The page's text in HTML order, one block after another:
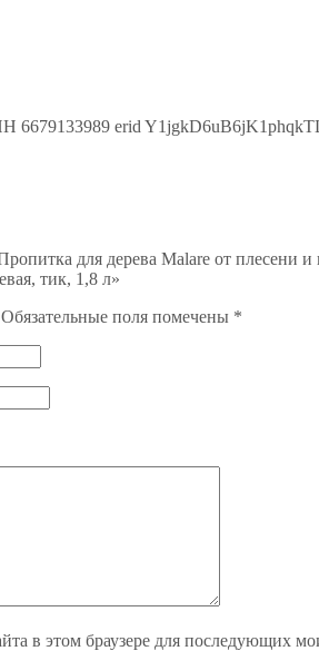
erid
для дерева Malare от
тик, 1,8 л»
Обязательные поля помечены *
в этом браузере для последующих